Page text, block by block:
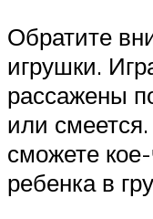
Обратите
игрушки.
рассажены
или
сможете
ребенка в